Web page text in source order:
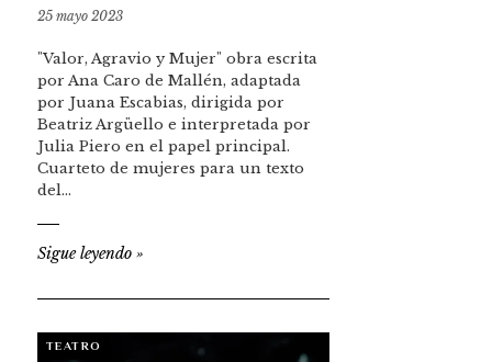
25 mayo 2023
"Valor, Agravio y Mujer" obra escrita
por Ana Caro de Mallén, adaptada
por Juana Escabias, dirigida por
Beatriz Argüello e interpretada por
Julia Piero en el papel principal.
Cuarteto de mujeres para un texto
del…
Sigue leyendo »
TEATRO